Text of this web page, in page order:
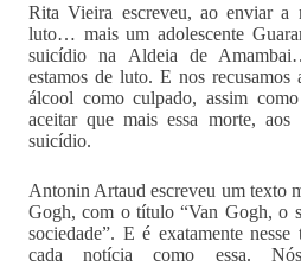
Rita Vieira escreveu, ao enviar a
luto… mais um adolescente
suicídio na Aldeia de
estamos de luto. E nos recusamos
álcool como culpado, assim
aceitar que mais essa morte,
suicídio.
Antonin Artaud escreveu um texto
Gogh, com o título “Van Gogh, o
sociedade”. E é exatamente
cada notícia como essa.